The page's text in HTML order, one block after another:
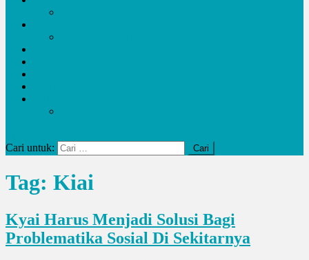
Cari untuk:
Tag: Kiai
Kyai Harus Menjadi Solusi Bagi
Problematika Sosial Di Sekitarnya